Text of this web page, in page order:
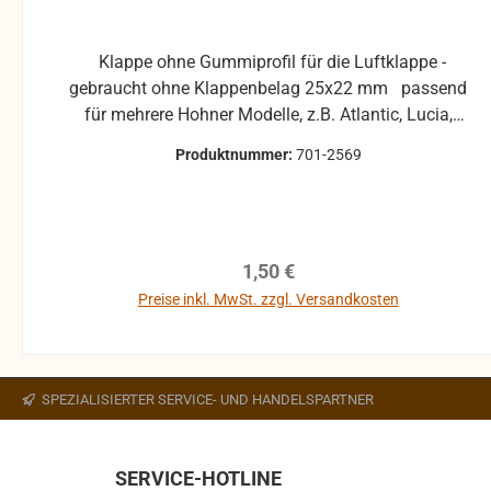
gebraucht ohne Klappenbelag 25x22 mm passend
für mehrere Hohner Modelle, z.B. Atlantic, Lucia,
um Rücksendungen zu vermeiden. Rücksendungen
gehen auf Kosten des Käufers. bei defekten Artikel
ausgeschlossen.
Produktnummer: 701-2569
Regulärer Preis:
1,50 €
Preise inkl. MwSt. zzgl. Versandkosten
SPEZIALISIERTER SERVICE- UND HANDELSPARTNER
SERVICE-HOTLINE